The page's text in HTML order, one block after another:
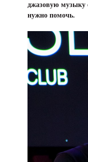
джазовую музыку
нужно помочь.